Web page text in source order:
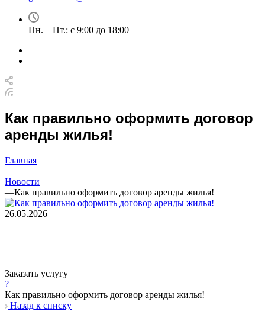
Пн. – Пт.: с 9:00 до 18:00
Как правильно оформить договор
аренды жилья!
Главная
—
Новости
—Как правильно оформить договор аренды жилья!
26.05.2026
Заказать услугу
?
Как правильно оформить договор аренды жилья!
Назад к списку